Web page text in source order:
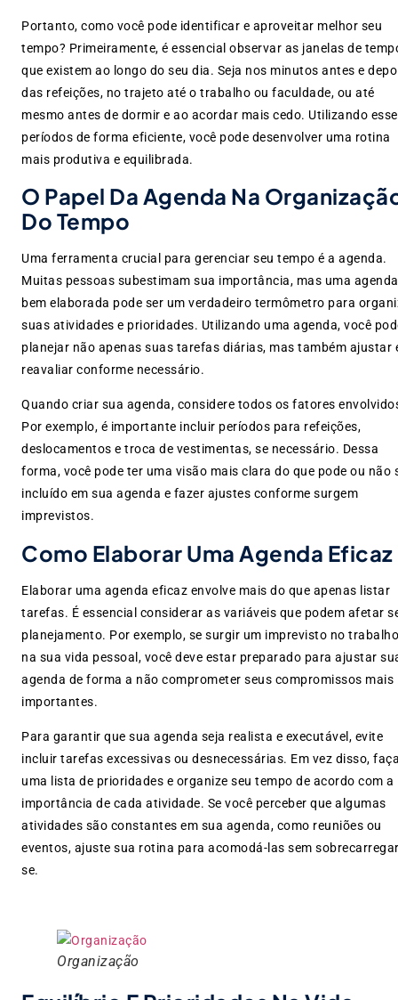
Portanto, como você pode identificar e aproveitar melhor seu
tempo? Primeiramente, é essencial observar as janelas de
que existem ao longo do seu dia. Seja nos minutos antes e
das refeições, no trajeto até o trabalho ou faculdade, ou até
mesmo antes de dormir e ao acordar mais cedo. Utilizando
períodos de forma eficiente, você pode desenvolver uma rotina
mais produtiva e equilibrada.
O Papel Da Agenda Na
Do Tempo
Uma ferramenta crucial para gerenciar seu tempo é a agenda.
Muitas pessoas subestimam sua importância, mas uma agenda
bem elaborada pode ser um verdadeiro termômetro para
suas atividades e prioridades. Utilizando uma agenda, você
planejar não apenas suas tarefas diárias, mas também ajustar
reavaliar conforme necessário.
Quando criar sua agenda, considere todos os fatores
Por exemplo, é importante incluir períodos para refeições,
deslocamentos e troca de vestimentas, se necessário. Dessa
forma, você pode ter uma visão mais clara do que pode ou não
incluído em sua agenda e fazer ajustes conforme surgem
imprevistos.
Como Elaborar Uma Agenda Eficaz
Elaborar uma agenda eficaz envolve mais do que apenas listar
tarefas. É essencial considerar as variáveis que podem afetar
planejamento. Por exemplo, se surgir um imprevisto no
na sua vida pessoal, você deve estar preparado para ajustar
agenda de forma a não comprometer seus compromissos mais
importantes.
Para garantir que sua agenda seja realista e executável, evite
incluir tarefas excessivas ou desnecessárias. Em vez disso,
uma lista de prioridades e organize seu tempo de acordo com a
importância de cada atividade. Se você perceber que algumas
atividades são constantes em sua agenda, como reuniões ou
eventos, ajuste sua rotina para acomodá-las sem
se.
Organização